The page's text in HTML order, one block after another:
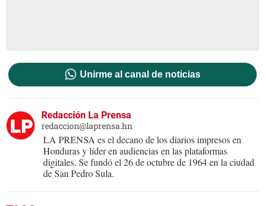
Unirme al canal de noticias
Redacción La Prensa
redaccion@laprensa.hn
LA PRENSA es el decano de los diarios impresos en
Honduras y líder en audiencias en las plataformas
digitales. Se fundó el 26 de octubre de 1964 en la ciudad
de San Pedro Sula.